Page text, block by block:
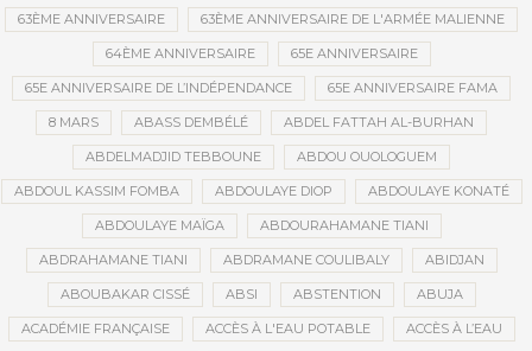
63ÈME ANNIVERSAIRE 63ÈME ANNIVERSAIRE DE L'ARMÉE MALIENNE
64ÈME ANNIVERSAIRE 65E ANNIVERSAIRE
65E ANNIVERSAIRE DE L’INDÉPENDANCE 65E ANNIVERSAIRE FAMA
8 MARS ABASS DEMBÉLÉ ABDEL FATTAH AL-BURHAN
ABDELMADJID TEBBOUNE ABDOU OUOLOGUEM
ABDOUL KASSIM FOMBA ABDOULAYE DIOP ABDOULAYE KONATÉ
ABDOULAYE MAÏGA ABDOURAHAMANE TIANI
ABDRAHAMANE TIANI ABDRAMANE COULIBALY ABIDJAN
ABOUBAKAR CISSÉ ABSI ABSTENTION ABUJA
ACADÉMIE FRANÇAISE ACCÈS À L'EAU POTABLE ACCÈS À L’EAU